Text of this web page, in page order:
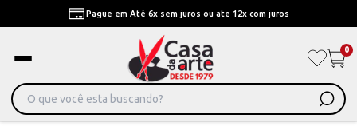
Pague em Até 6x sem juros ou ate 12x com juros
0